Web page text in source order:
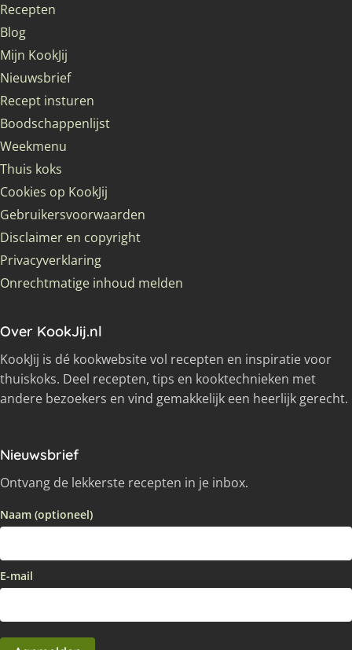
Recepten
Blog
Mijn KookJij
Nieuwsbrief
Recept insturen
Boodschappenlijst
Weekmenu
Thuis koks
Cookies op KookJij
Gebruikersvoorwaarden
Disclaimer en copyright
Privacyverklaring
Onrechtmatige inhoud melden
Over KookJij.nl
KookJij is dé kookwebsite vol recepten en inspiratie voor
thuiskoks. Deel recepten, tips en kooktechnieken met
andere bezoekers en vind gemakkelijk een heerlijk gerecht.
Nieuwsbrief
Ontvang de lekkerste recepten in je inbox.
Naam (optioneel)
E-mail